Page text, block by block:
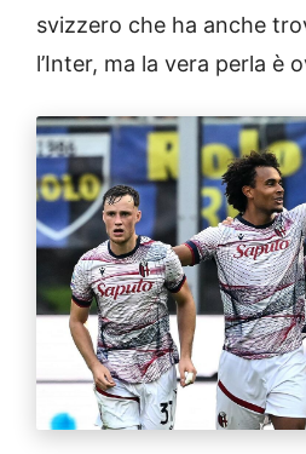
svizzero che ha anche
l’Inter, ma la vera perla è